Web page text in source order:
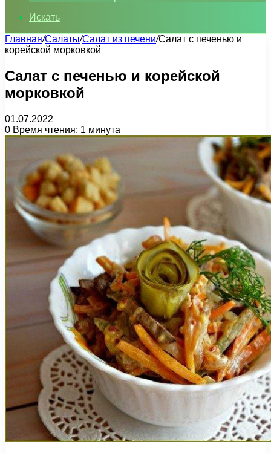
Искать
Главная/Салаты/Салат из печени/Салат с печенью и
корейской морковкой
Салат с печенью и корейской
морковкой
01.07.2022
0 Время чтения: 1 минута